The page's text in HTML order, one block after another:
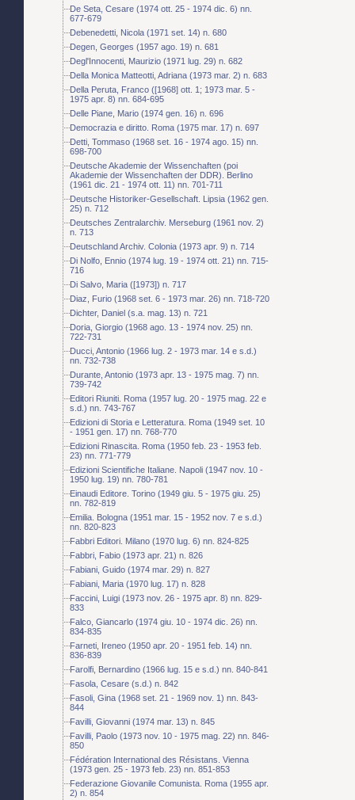
De Seta, Cesare (1974 ott. 25 - 1974 dic. 6) nn.
677-679
Debenedetti, Nicola (1971 set. 14) n. 680
Degen, Georges (1957 ago. 19) n. 681
Degl'Innocenti, Maurizio (1971 lug. 29) n. 682
Della Monica Matteotti, Adriana (1973 mar. 2) n. 683
Della Peruta, Franco ([1968] ott. 1; 1973 mar. 5 -
1975 apr. 8) nn. 684-695
Delle Piane, Mario (1974 gen. 16) n. 696
Democrazia e diritto. Roma (1975 mar. 17) n. 697
Detti, Tommaso (1968 set. 16 - 1974 ago. 15) nn.
698-700
Deutsche Akademie der Wissenchaften (poi
Akademie der Wissenchaften der DDR). Berlino
(1961 dic. 21 - 1974 ott. 11) nn. 701-711
Deutsche Historiker-Gesellschaft. Lipsia (1962 gen.
25) n. 712
Deutsches Zentralarchiv. Merseburg (1961 nov. 2)
n. 713
Deutschland Archiv. Colonia (1973 apr. 9) n. 714
Di Nolfo, Ennio (1974 lug. 19 - 1974 ott. 21) nn. 715-
716
Di Salvo, Maria ([1973]) n. 717
Diaz, Furio (1968 set. 6 - 1973 mar. 26) nn. 718-720
Dichter, Daniel (s.a. mag. 13) n. 721
Doria, Giorgio (1968 ago. 13 - 1974 nov. 25) nn.
722-731
Ducci, Antonio (1966 lug. 2 - 1973 mar. 14 e s.d.)
nn. 732-738
Durante, Antonio (1973 apr. 13 - 1975 mag. 7) nn.
739-742
Editori Riuniti. Roma (1957 lug. 20 - 1975 mag. 22 e
s.d.) nn. 743-767
Edizioni di Storia e Letteratura. Roma (1949 set. 10
- 1951 gen. 17) nn. 768-770
Edizioni Rinascita. Roma (1950 feb. 23 - 1953 feb.
23) nn. 771-779
Edizioni Scientifiche Italiane. Napoli (1947 nov. 10 -
1950 lug. 19) nn. 780-781
Einaudi Editore. Torino (1949 giu. 5 - 1975 giu. 25)
nn. 782-819
Emilia. Bologna (1951 mar. 15 - 1952 nov. 7 e s.d.)
nn. 820-823
Fabbri Editori. Milano (1970 lug. 6) nn. 824-825
Fabbri, Fabio (1973 apr. 21) n. 826
Fabiani, Guido (1974 mar. 29) n. 827
Fabiani, Maria (1970 lug. 17) n. 828
Faccini, Luigi (1973 nov. 26 - 1975 apr. 8) nn. 829-
833
Falco, Giancarlo (1974 giu. 10 - 1974 dic. 26) nn.
834-835
Farneti, Ireneo (1950 apr. 20 - 1951 feb. 14) nn.
836-839
Farolfi, Bernardino (1966 lug. 15 e s.d.) nn. 840-841
Fasola, Cesare (s.d.) n. 842
Fasoli, Gina (1968 set. 21 - 1969 nov. 1) nn. 843-
844
Favilli, Giovanni (1974 mar. 13) n. 845
Favilli, Paolo (1973 nov. 10 - 1975 mag. 22) nn. 846-
850
Fédération International des Résistans. Vienna
(1973 gen. 25 - 1973 feb. 23) nn. 851-853
Federazione Giovanile Comunista. Roma (1955 apr.
2) n. 854